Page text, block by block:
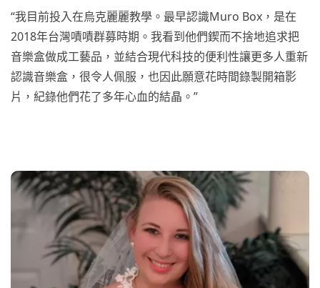
“我目前投入在烏克麗麗教學。最早認識Muro Box，是在
2018年台灣嘖嘖群募時期。我看到他們鍥而不捨地追求把
音樂盒做成工藝品，並結合現代科技的便利性讓更多人重新
認識音樂盒，很令人佩服，也因此願意花時間錄製開箱影
片，紀錄他們花了多年心血的結晶。”